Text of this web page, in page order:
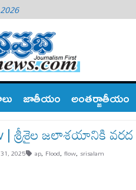
జాతీయం అంతర్జాతీయం
| శ్రీశైల జలాశయానికి
2025 ap, Flood, flow, srisalam